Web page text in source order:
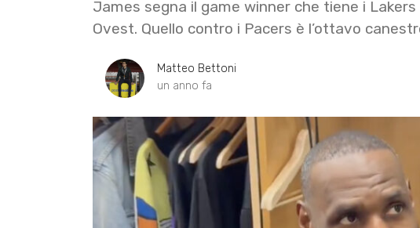
James segna il game winner che tiene i
Ovest. Quello contro i Pacers è l’ottavo
Matteo Bettoni
un anno fa